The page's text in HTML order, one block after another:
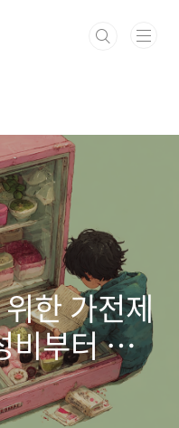
한 가전제
비부터 미